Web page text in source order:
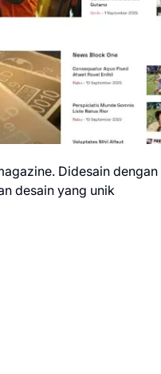
Didesain
desain yang unik